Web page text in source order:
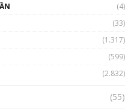
(4)
(33)
(1.317)
(599)
(2.832)
(55)